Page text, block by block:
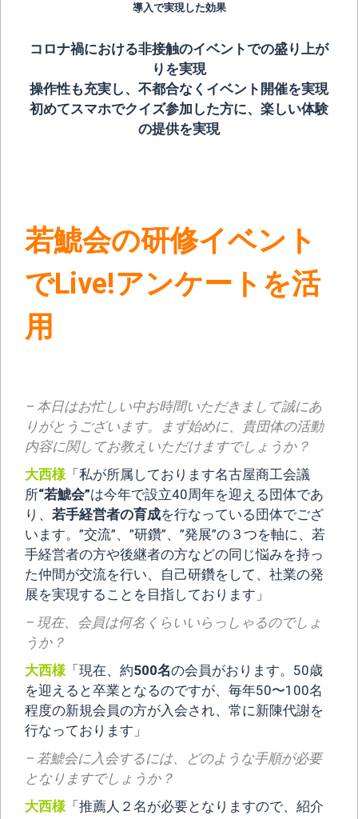
導入で実現した効果
コロナ禍における非接触のイベントでの盛り上が
りを実現
操作性も充実し、 不都合なくイベント開催を実現
初めてスマホでクイズ参加した方に、楽しい体験
の提供を実現
若鯱会の研修イベント
でLive!アンケートを活
用
– 本日はお忙しい中お時間いただきまして誠にあ
りがとうございます。まず始めに、貴団体の活動
内容に関してお教えいただけますでしょうか？
大西様 「私が所属しております名古屋商工会議
所“若鯱会”は今年で設立40周年を迎える団体であ
り、 若手経営者の育成を行なっている団体でござ
います。”交流”、”研鑽”、”発展”の３つを軸に、若
手経営者の方や後継者の方などの同じ悩みを持っ
た仲間が交流を行い、自己研鑽をして、社業の発
展を実現することを目指しております」
– 現在、会員は何名くらいいらっしゃるのでしょ
うか？
大西様 「現在、約500名の会員がおります。50歳
を迎えると卒業となるのですが、毎年50〜100名
程度の新規会員の方が入会され、常に新陳代謝を
行なっております」
– 若鯱会に入会するには、どのような手順が必要
となりますでしょうか？
大西様 「推薦人２名が必要となりますので、紹介